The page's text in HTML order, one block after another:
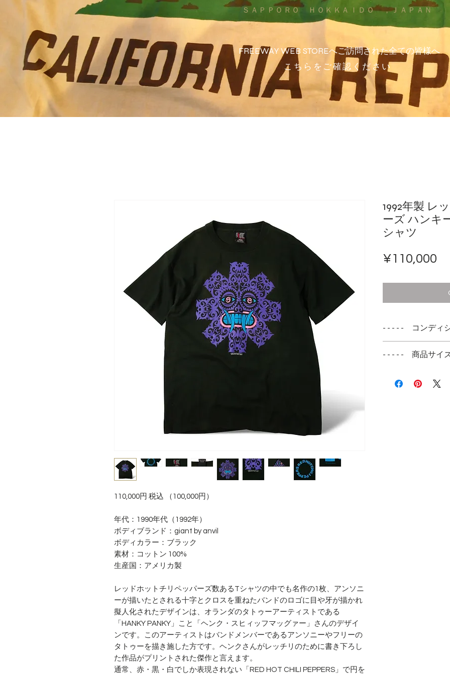
ＳＡＰＰＯＲＯ ＨＯＫＫＡＩＤＯ ，ＪＡＰＡＮ
FREEWAY WEB STOREへご訪問された全ての皆様へ
こちらをご確認ください
110,000円 税込 （100,000円）
年代：1990年代（1992年）
ボディブランド：giant by anvil
ボディカラー：ブラック
素材：コットン 100%
生産国：アメリカ製
レッドホットチリペッパーズ数あるTシャツの中でも名作の1枚、アンソニ
ーが描いたとされる十字とクロスを重ねたバンドのロゴに目や牙が描かれ
擬人化されたデザインは、オランダのタトゥーアーティストである
「HANKY PANKY」こと「ヘンク・スヒィッフマッグァー」さんのデザイ
ンです。このアーティストはバンドメンバーであるアンソニーやフリーの
タトゥーを描き施した方です。ヘンクさんがレッチリのために書き下ろし
た作品がプリントされた傑作と言えます。
通常、赤・黒・白でしか表現されない「RED HOT CHILI PEPPERS」で円を
1992年製 レ
ーズ ハンキ
シャツ
¥110,000
- - - - - コンディ
非常に綺麗で清潔
- - - - - 商品サイ